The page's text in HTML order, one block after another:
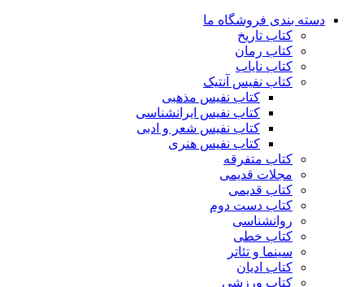
دسته بندی فروشگاه ما
کتاب تاریخ
کتاب رمان
کتاب نایاب
کتاب نفیس آنتیک
کتاب نفیس مذهبی
کتاب نفیس ایرانشناسی
کتاب نفیس شعر و ادبی
کتاب نفیس هنری
کتاب متفرقه
مجلات قدیمی
کتاب قدیمی
کتاب دست دوم
روانشناسی
کتاب خطی
سینما و تئاتر
کتاب ادیان
کتاب ورزشی